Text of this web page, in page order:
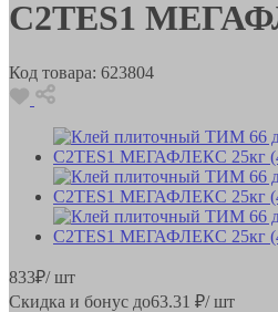
С2ТЕS1
Код товара: 623804
833₽/ шт
Скидка и бонус до63.31 ₽/ шт